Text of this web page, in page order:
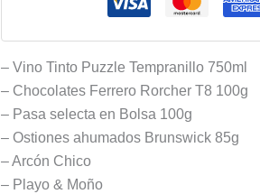
– Vino Tinto Puzzle Tempranillo 750ml
– Chocolates Ferrero Rorcher T8 100g
– Pasa selecta en Bolsa 100g
– Ostiones ahumados Brunswick 85g
– Arcón Chico
– Playo & Moño